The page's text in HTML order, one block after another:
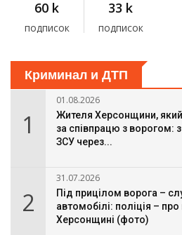
60 k
подписок
33 k
подписок
Криминал и ДТП
1
01.08.2026
Жителя Херсонщини,
за співпрацю з ворогом:
ЗСУ через...
2
31.07.2026
Під прицілом ворога –
автомобілі: поліція –
Херсонщині (фото)